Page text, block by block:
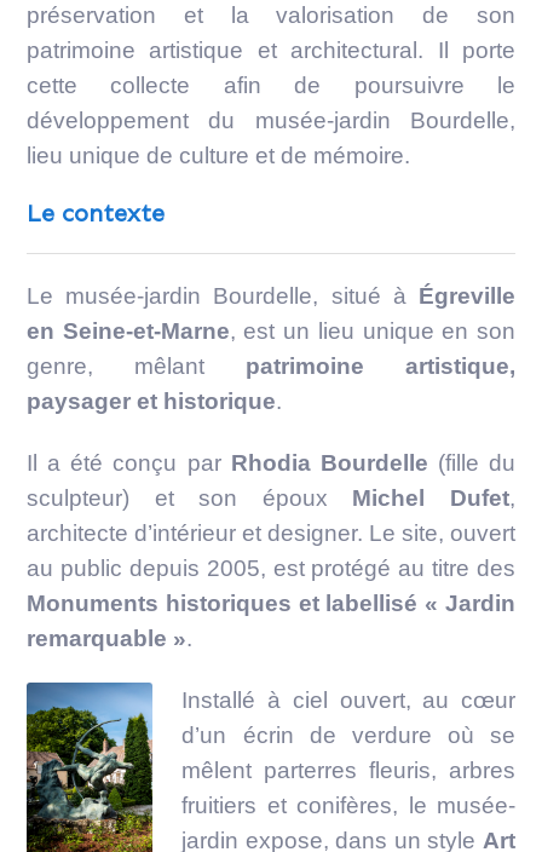
préservation et la valorisation de son
patrimoine artistique et architectural. Il porte
cette collecte afin de poursuivre le
développement du musée-jardin Bourdelle,
lieu unique de culture et de mémoire.
Le contexte
Le musée-jardin Bourdelle, situé à Égreville
en Seine-et-Marne, est un lieu unique en son
genre, mêlant patrimoine artistique,
paysager et historique.
Il a été conçu par Rhodia Bourdelle (fille du
sculpteur) et son époux Michel Dufet,
architecte d’intérieur et designer. Le site, ouvert
au public depuis 2005, est protégé au titre des
Monuments historiques et labellisé « Jardin
remarquable ».
Installé à ciel ouvert, au cœur
d’un écrin de verdure où se
mêlent parterres fleuris, arbres
fruitiers et conifères, le musée-
jardin expose, dans un style Art